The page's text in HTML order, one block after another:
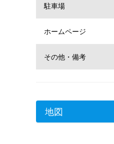
駐車場
ホームページ
その他・備考
地図